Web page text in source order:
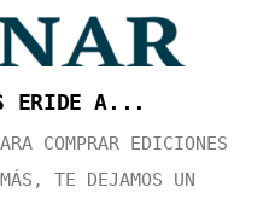
ERIDE A...
COMPRAR EDICIONES
TE DEJAMOS UN